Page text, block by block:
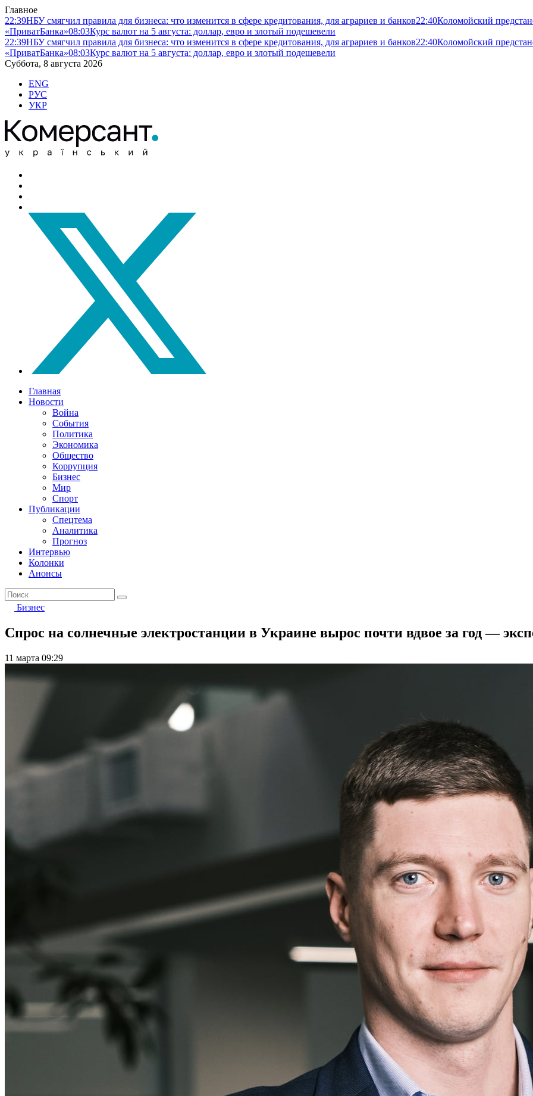
Главное
22:39НБУ смягчил правила для бизнеса: что изменится в сфере кредитования, для аграриев и банков22:40Коломойский
«ПриватБанка»08:03Курс валют на 5 августа: доллар, евро и злотый подешевели
22:39НБУ смягчил правила для бизнеса: что изменится в сфере кредитования, для аграриев и банков22:40Коломойский
«ПриватБанка»08:03Курс валют на 5 августа: доллар, евро и злотый подешевели
Суббота, 8 августа 2026
ENG
РУС
УКР
Главная
Новости
Война
События
Политика
Экономика
Общество
Коррупция
Бизнес
Мир
Спорт
Публикации
Спецтема
Аналитика
Прогноз
Интервью
Колонки
Анонсы
Бизнес
Спрос на солнечные электростанции в Украине вырос почти вдвое за год —
11 марта 09:29